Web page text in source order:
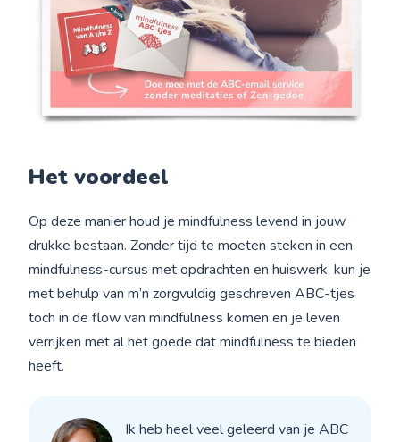
Het voordeel
Op deze manier houd je mindfulness levend in jouw
drukke bestaan. Zonder tijd te moeten steken in een
mindfulness-cursus met opdrachten en huiswerk, kun je
met behulp van m’n zorgvuldig geschreven ABC-tjes
toch in de flow van mindfulness komen en je leven
verrijken met al het goede dat mindfulness te bieden
heeft.
Ik heb heel veel geleerd van je ABC